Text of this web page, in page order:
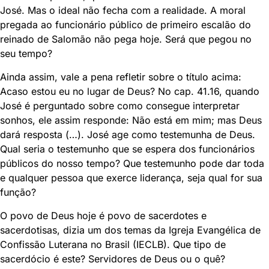
José. Mas o ideal não fecha com a realidade. A moral
pregada ao funcionário público de primeiro escalão do
reinado de Salomão não pega hoje. Será que pegou no
seu tempo?
Ainda assim, vale a pena refletir sobre o título acima:
Acaso estou eu no lugar de Deus? No cap. 41.16, quando
José é perguntado sobre como consegue interpretar
sonhos, ele assim responde: Não está em mim; mas Deus
dará resposta (…). José age como testemunha de Deus.
Qual seria o testemunho que se espera dos funcionários
públicos do nosso tempo? Que testemunho pode dar toda
e qualquer pessoa que exerce liderança, seja qual for sua
função?
O povo de Deus hoje é povo de sacerdotes e
sacerdotisas, dizia um dos temas da Igreja Evangélica de
Confissão Luterana no Brasil (IECLB). Que tipo de
sacerdócio é este? Servidores de Deus ou o quê?